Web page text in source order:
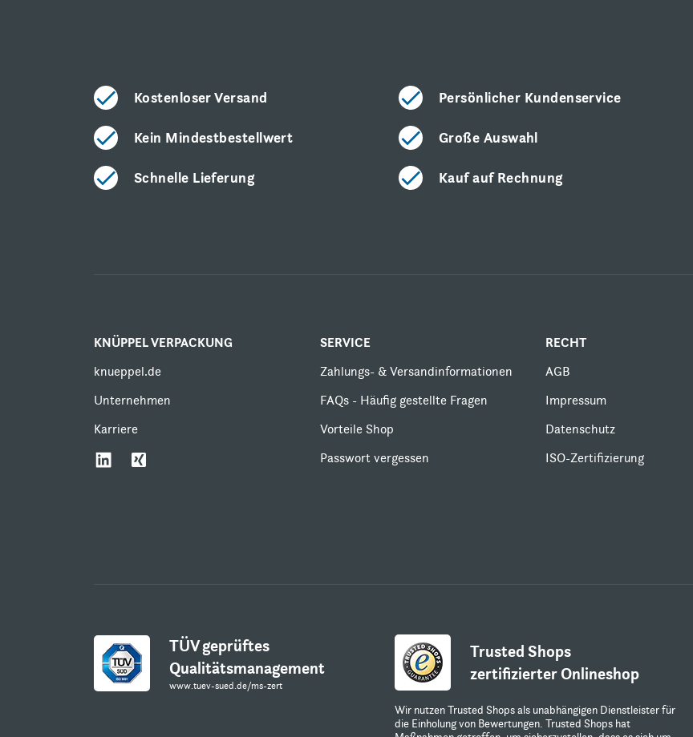
Kostenloser Versand
Kein Mindestbestellwert
Schnelle Lieferung
Persönlicher Kundenservice
Große Auswahl
Kauf auf Rechnung
KNÜPPEL VERPACKUNG
knueppel.de
Unternehmen
Karriere
SERVICE
Zahlungs- & Versandinformationen
FAQs - Häufig gestellte Fragen
Vorteile Shop
Passwort vergessen
RECHT
AGB
Impressum
Datenschutz
ISO-Zertifizierung
TÜV geprüftes
Qualitätsmanagement
www.tuev-sued.de/ms-zert
Trusted Shops
zertifizierter Onlineshop
Wir nutzen Trusted Shops als unabhängigen Dienstleister für
die Einholung von Bewertungen. Trusted Shops hat